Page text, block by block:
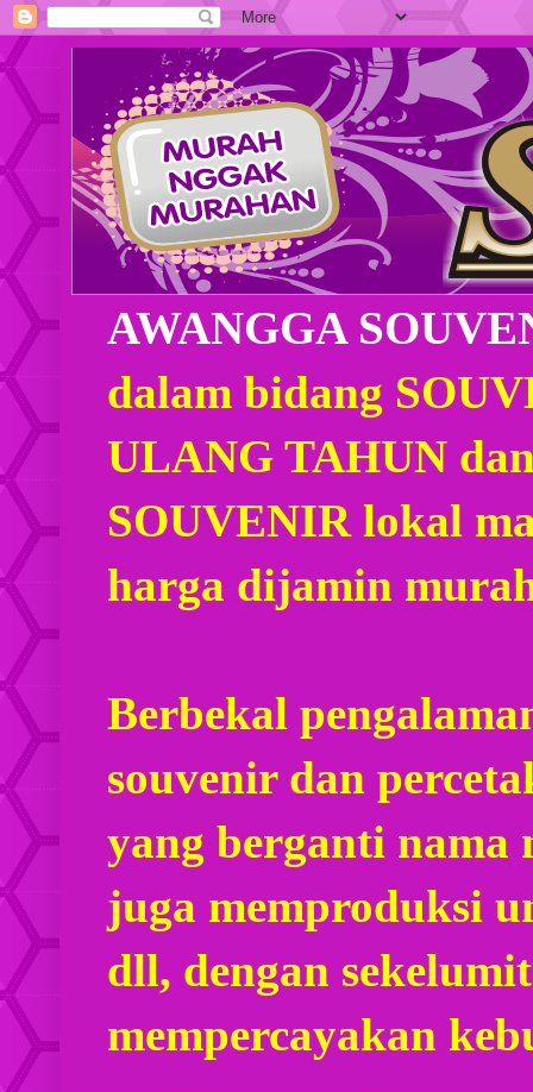
AWANGGA
dalam bidang
ULANG TAHUN
SOUVENIR lokal
harga dijamin
Berbekal
souvenir dan
yang berganti nama
juga memproduksi
dll, dengan
mempercayakan